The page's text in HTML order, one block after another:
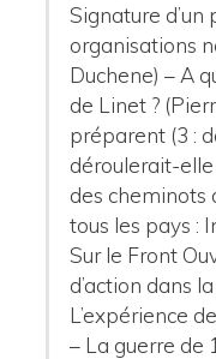
Signature d’un
organisations
Duchene) – A
de Linet ?
préparent (3 :
déroulerait-elle
des cheminots
tous les pays :
Sur le Front
d’action dans
L’expérience
– La guerre de